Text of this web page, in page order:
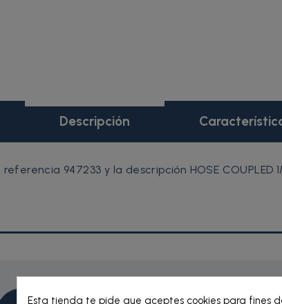
Descripción
947233 y la descripción HOSE
Esta tienda te pide que aceptes cookies para fines